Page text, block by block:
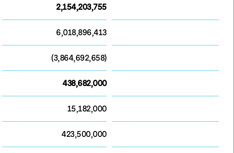
2,154,203,755
6,018,896,413
(3,864,692,658)
438,682,000
15,182,000
423,500,000